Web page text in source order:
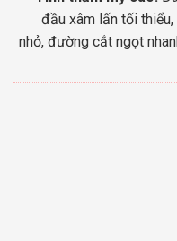
đầu xâm lấn tối
nhỏ, đường cắt ngọt